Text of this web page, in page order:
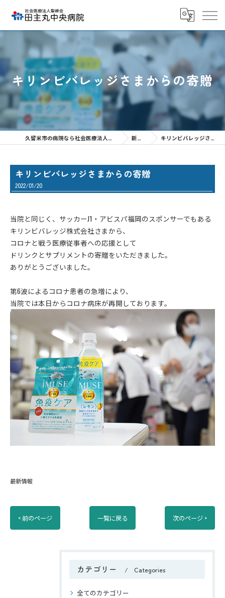
キリンビバレッジさまからの寄贈
新着情報 キリンビバレッジさまからの寄贈
キリンビバレッジさまからの寄贈
2022/01/20
当院と同じく、サッカーJ1・アビスパ福岡のスポンサーでもある
キリンビバレッジ株式会社さまから、
コロナと戦う医療従事者への応援として
ドリンクとサプリメントの寄贈をいただきました。
ありがとうございました。
第6波によるコロナ患者の急増により、
当院では本日からコロナ病床が再開しております。
最新情報
< 前のページ 一覧に戻る 次のページ >
カテゴリー Categories
全てのカテゴリー